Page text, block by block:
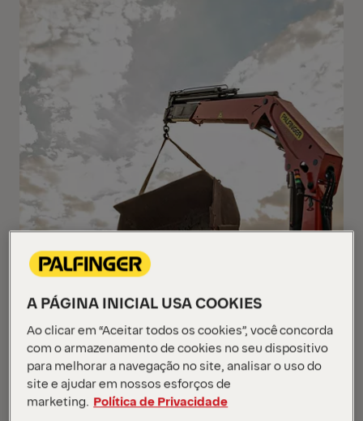
A PÁGINA INICIAL USA COOKIES
Ao clicar em “Aceitar todos os cookies”, você concorda
com o armazenamento de cookies no seu dispositivo
para melhorar a navegação no site, analisar o uso do
site e ajudar em nossos esforços de
marketing. Política de Privacidade